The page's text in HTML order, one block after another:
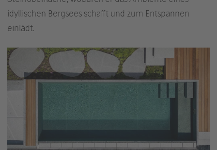
idyllischen Bergsees schafft und zum Entspannen
einlädt.